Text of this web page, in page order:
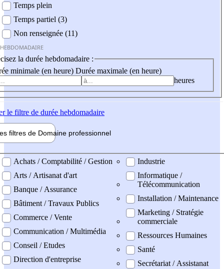
Temps plein
Temps partiel (3)
Non renseignée (11)
la durée hebdomadaire :
minimale (en heure) Durée maximale (en heure)
heures
le filtre de durée hebdomadaire
filtres de Domaine professionnel
professionel
Achats / Comptabilité / Gestion
Arts / Artisanat d'art
Banque / Assurance
Bâtiment / Travaux Publics
Commerce / Vente
Communication / Multimédia
Conseil / Etudes
Direction d'entreprise
Industrie
Informatique /
Télécommunication
Installation / Maintenance
Marketing / Stratégie
commerciale
Ressources Humaines
Santé
Secrétariat / Assistanat